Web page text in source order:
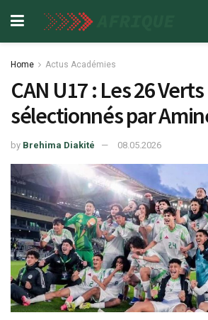
Home Actus Académies
CAN U17 : Les 26 Verts
sélectionnés par
by Brehima Diakité 08.05.2026